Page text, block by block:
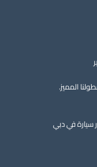
المميز.
سيارة في دبي